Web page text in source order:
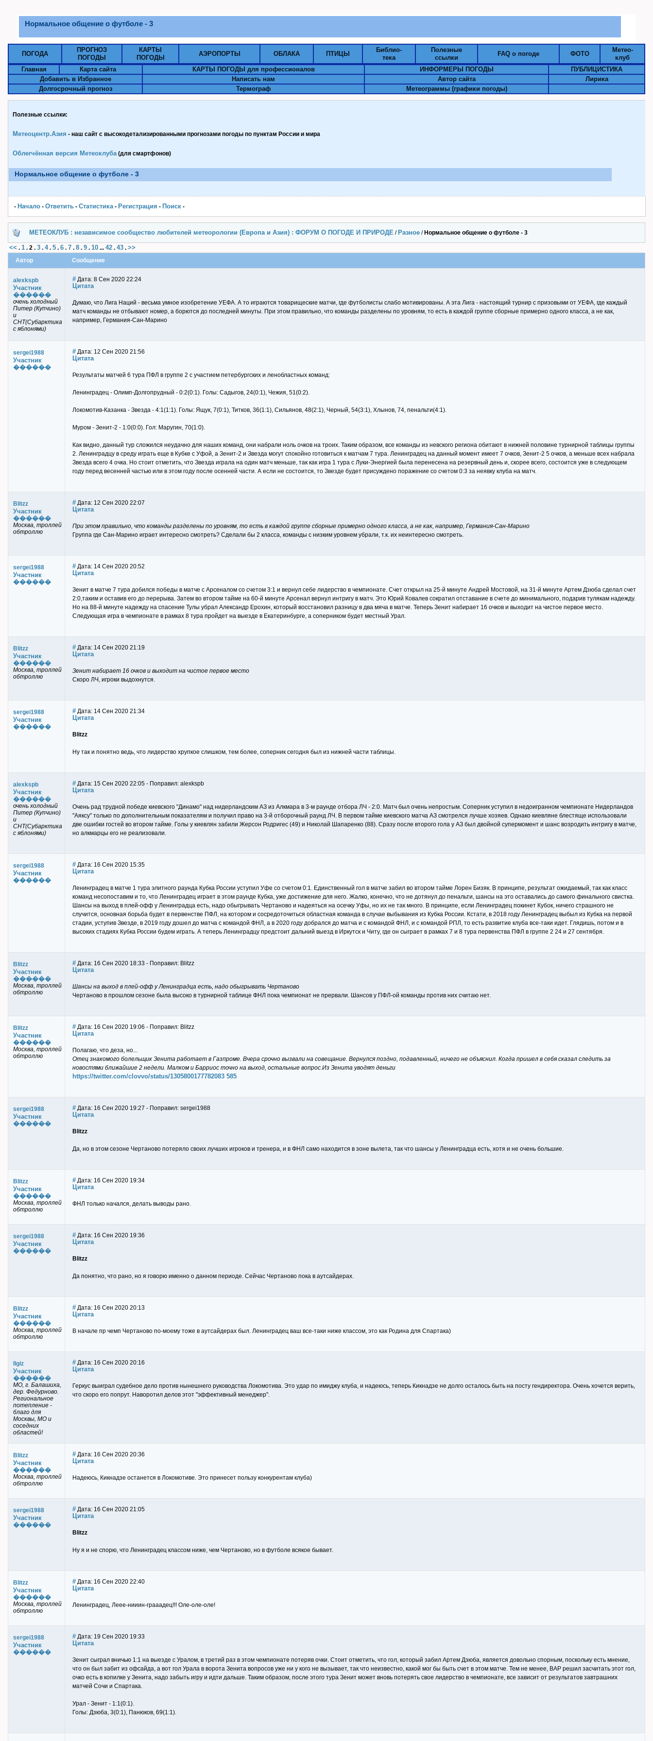
Нормальное общение о футболе - 3
ПОГОДА
ПРОГНОЗ
ПОГОДЫ
КАРТЫ
ПОГОДЫ
АЭРОПОРТЫ ОБЛАКА ПТИЦЫ
Библио-
тека
Полезные
ссылки
FAQ о погоде ФОТО
Метео-
клуб
Главная
Карта сайта КАРТЫ ПОГОДЫ для профессионалов ИНФОРМЕРЫ ПОГОДЫ
ПУБЛИЦИСТИКА
Добавить в Избранное
Написать нам Автор сайта
Лирика
Долгосрочный прогноз
Термограф Метеограммы (графики погоды)
Полезные ссылки:
Метеоцентр.Азия - наш сайт с высокодетализированными прогнозами погоды по пунктам Pоссии и мира
Облегчённая версия Метеоклуба(для смартфонов)
Нормальное общение о футболе - 3
- Начало - Ответить - Статистика- Pегистрация - Поиск -
МЕТЕОКЛУБ : независимое сообщество любителей метеорологии (Европа и Азия) : ФОРУМ О ПОГОДЕ И ПРИРОДЕ / Разное / Нормальное общение о футболе - 3
<< . 1 . 2 . 3 . 4. 5 . 6 . 7 . 8 . 9 . 10 ... 42 . 43 . >>
Автор Сообщение
alexkspb
Участник
������
очень холодный
Питер (Купчино)
и
СНТ(Субарктика
с яблонями)
# Дата: 8 Сен 2020 22:24
Цитата
Думаю, что Лига Наций - весьма умное изобретение УЕФА. А то играются товарищеские матчи, где футболисты слабо мотивированы. А эта Лига - настоящий турнир с призовыми от УЕФА, где каждый
матч команды не отбывают номер, а борются до последней минуты. При этом правильно, что команды разделены по уровням, то есть в каждой группе сборные примерно одного класса, а не как,
например, Германия-Сан-Марино
sergei1988
Участник
������
# Дата: 12 Сен 2020 21:56
Цитата
Результаты матчей 6 тура ПФЛ в группе 2 с участием петербургских и ленобластных команд:
Ленинградец - Олимп-Долгопрудный - 0:2(0:1). Голы: Садыгов, 24(0:1), Чежия, 51(0:2).
Локомотив-Казанка - Звезда - 4:1(1:1). Голы: Ящук, 7(0:1), Титков, 36(1:1), Сильянов, 48(2:1), Черный, 54(3:1), Хлынов, 74, пенальти(4:1).
Муром - Зенит-2 - 1:0(0:0). Гол: Маругин, 70(1:0).
Как видно, данный тур сложился неудачно для наших команд, они набрали ноль очков на троих. Таким образом, все команды из невского региона обитают в нижней половине турнирной таблицы группы
2. Ленинградцу в среду играть еще в Кубке с Уфой, а Зенит-2 и Звезда могут спокойно готовиться к матчам 7 тура. Ленинградец на данный момент имеет 7 очков, Зенит-2 5 очков, а меньше всех набрала
Звезда всего 4 очка. Но стоит отметить, что Звезда играла на один матч меньше, так как игра 1 тура с Луки-Энергией была перенесена на резервный день и, скорее всего, состоится уже в следующем
году перед весенней частью или в этом году после осенней части. А если не состоится, то Звезде будет присуждено поражение со счетом 0:3 за неявку клуба на матч.
Blitzz
Участник
������
Москва, троллей
обтроллю
# Дата: 12 Сен 2020 22:07
Цитата
При этом правильно, что команды разделены по уровням, то есть в каждой группе сборные примерно одного класса, а не как, например, Германия-Сан-Марино
Группа где Сан-Марино играет интересно смотреть? Сделали бы 2 класса, команды с низким уровнем убрали, т.к. их неинтересно смотреть.
sergei1988
Участник
������
# Дата: 14 Сен 2020 20:52
Цитата
Зенит в матче 7 тура добился победы в матче с Арсеналом со счетом 3:1 и вернул себе лидерство в чемпионате. Счет открыл на 25-й минуте Андрей Мостовой, на 31-й минуте Артем Дзюба сделал счет
2:0,таким и оставив его до перерыва. Затем во втором тайме на 60-й минуте Арсенал вернул интригу в матч. Это Юрий Ковалев сократил отставание в счете до минимального, подарив тулякам надежду.
Но на 88-й минуте надежду на спасение Тулы убрал Александр Ерохин, который восстановил разницу в два мяча в матче. Теперь Зенит набирает 16 очков и выходит на чистое первое место.
Следующая игра в чемпионате в рамках 8 тура пройдет на выезде в Екатеринбурге, а соперником будет местный Урал.
Blitzz
Участник
������
Москва, троллей
обтроллю
# Дата: 14 Сен 2020 21:19
Цитата
Зенит набирает 16 очков и выходит на чистое первое место
Скоро ЛЧ, игроки выдохнутся.
sergei1988
Участник
������
# Дата: 14 Сен 2020 21:34
Цитата
Blitzz
Ну так и понятно ведь, что лидерство хрупкое слишком, тем более, соперник сегодня был из нижней части таблицы.
alexkspb
Участник
������
очень холодный
Питер (Купчино)
и
СНТ(Субарктика
с яблонями)
# Дата: 15 Сен 2020 22:05 - Поправил: alexkspb
Цитата
Очень рад трудной победе киевского "Динамо" над нидерландским АЗ из Алкмара в 3-м раунде отбора ЛЧ - 2:0. Матч был очень непростым. Соперник уступил в недоигранном чемпионате Нидерландов
"Аяксу" только по дополнительным показателям и получил право на 3-й отборочный раунд ЛЧ. В первом тайме киевского матча АЗ смотрелся лучше хозяев. Однако киевляне блестяще использовали
две ошибки гостей во втором тайме. Голы у киевлян забили Жерсон Родригес (49) и Николай Шапаренко (88). Сразу после второго гола у АЗ был двойной супермомент и шанс возродить интригу в матче,
но алкмарцы его не реализовали.
sergei1988
Участник
������
# Дата: 16 Сен 2020 15:35
Цитата
Ленинградец в матче 1 тура элитного раунда Кубка России уступил Уфе со счетом 0:1. Единственный гол в матче забил во втором тайме Лорен Бизяк. В принципе, результат ожидаемый, так как класс
команд несопоставим и то, что Ленинградец играет в этом раунде Кубка, уже достижение для него. Жалко, конечно, что не дотянул до пенальти, шансы на это оставались до самого финального свистка.
Шансы на выход в плей-офф у Ленинградца есть, надо обыгрывать Чертаново и надеяться на осечку Уфы, но их не так много. В принципе, если Ленинградец покинет Кубок, ничего страшного не
случится, основная борьба будет в первенстве ПФЛ, на котором и сосредоточиться областная команда в случае выбывания из Кубка России. Кстати, в 2018 году Ленинградец выбыл из Кубка на первой
стадии, уступив Звезде, в 2019 году дошел до матча с командой ФНЛ, а в 2020 году добрался до матча и с командой ФНЛ, и с командой РПЛ, то есть развитие клуба все-таки идет. Глядишь, потом и в
высоких стадиях Кубка России будем играть. А теперь Ленинградцу предстоит дальний выезд в Иркутск и Читу, где он сыграет в рамках 7 и 8 тура первенства ПФЛ в группе 2 24 и 27 сентября.
Blitzz
Участник
������
Москва, троллей
обтроллю
# Дата: 16 Сен 2020 18:33 - Поправил: Blitzz
Цитата
Шансы на выход в плей-офф у Ленинградца есть, надо обыгрывать Чертаново
Чертаново в прошлом сезоне была высоко в турнирной таблице ФНЛ пока чемпионат не прервали. Шансов у ПФЛ-ой команды против них считаю нет.
Blitzz
Участник
������
Москва, троллей
обтроллю
# Дата: 16 Сен 2020 19:06 - Поправил: Blitzz
Цитата
Полагаю, что деза, но...
Отец знакомого болельщик Зенита работает в Газпроме. Вчера срочно вызвали на совещание. Вернулся поздно, подавленный, ничего не объяснил. Когда пришел в себя сказал следить за
новостями ближайшие 2 недели. Малком и Барриос точно на выход, остальные вопрос.Из Зенита уводят деньги
https://twitter.com/clovvo/status/1305800177782083 585
sergei1988
Участник
������
# Дата: 16 Сен 2020 19:27 - Поправил: sergei1988
Цитата
Blitzz
Да, но в этом сезоне Чертаново потеряло своих лучших игроков и тренера, и в ФНЛ само находится в зоне вылета, так что шансы у Ленинградца есть, хотя и не очень большие.
Blitzz
Участник
������
Москва, троллей
обтроллю
# Дата: 16 Сен 2020 19:34
Цитата
ФНЛ только начался, делать выводы рано.
sergei1988
Участник
������
# Дата: 16 Сен 2020 19:36
Цитата
Blitzz
Да понятно, что рано, но я говорю именно о данном периоде. Сейчас Чертаново пока в аутсайдерах.
Blitzz
Участник
������
Москва, троллей
обтроллю
# Дата: 16 Сен 2020 20:13
Цитата
В начале пр чемп Чертаново по-моему тоже в аутсайдерах был. Ленинградец ваш все-таки ниже классом, это как Родина для Спартака)
Ilgiz
Участник
������
МО, г. Балашиха,
дер. Федурново.
Региональное
потепление -
благо для
Москвы, МО и
соседних
областей!
# Дата: 16 Сен 2020 20:16
Цитата
Геркус выиграл судебное дело против нынешнего руководства Локомотива. Это удар по имиджу клуба, и надеюсь, теперь Кикнадзе не долго осталось быть на посту гендиректора. Очень хочется верить,
что скоро его попрут. Наворотил делов этот "эффективный менеджер".
Blitzz
Участник
������
Москва, троллей
обтроллю
# Дата: 16 Сен 2020 20:36
Цитата
Надеюсь, Кикнадзе останется в Локомотиве. Это принесет пользу конкурентам клуба)
sergei1988
Участник
������
# Дата: 16 Сен 2020 21:05
Цитата
Blitzz
Ну я и не спорю, что Ленинградец классом ниже, чем Чертаново, но в футболе всякое бывает.
Blitzz
Участник
������
Москва, троллей
обтроллю
# Дата: 16 Сен 2020 22:40
Цитата
Ленинградец, Леее-нииин-грааадец!!! Оле-оле-оле!
sergei1988
Участник
������
# Дата: 19 Сен 2020 19:33
Цитата
Зенит сыграл вничью 1:1 на выезде с Уралом, в третий раз в этом чемпионате потеряв очки. Стоит отметить, что гол, который забил Артем Дзюба, является довольно спорным, поскольку есть мнение,
что он был забит из офсайда, а вот гол Урала в ворота Зенита вопросов уже ни у кого не вызывает, так что неизвестно, какой мог бы быть счет в этом матче. Тем не менее, ВАР решил засчитать этот гол,
очко есть в копилке у Зенита, надо забыть игру и идти дальше. Таким образом, после этого тура Зенит может вновь потерять свое лидерство в чемпионате, все зависит от результатов завтрашних
матчей Сочи и Спартака.
Урал - Зенит - 1:1(0:1).
Голы: Дзюба, 3(0:1), Панюков, 69(1:1).